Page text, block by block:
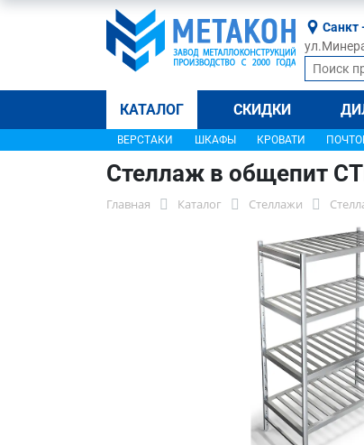
Санкт
КАТАЛОГ СКИДКИ
ВЕРСТАКИ ШКАФЫ КРОВАТИ
Стеллаж в общепит
Главная Каталог Стеллажи